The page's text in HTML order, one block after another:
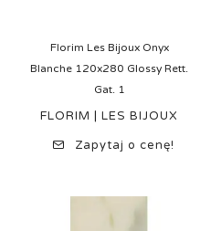
Florim Les Bijoux Onyx
Blanche 120x280 Glossy Rett.
Gat. 1
FLORIM | LES BIJOUX
Zapytaj o cenę!